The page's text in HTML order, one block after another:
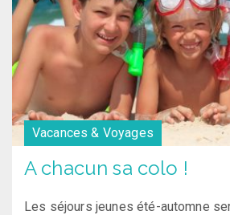
Vacances & Voyages
A chacun sa colo !
Les séjours jeunes été-automne